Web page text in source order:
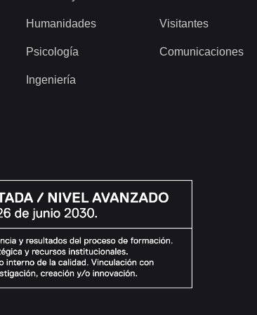
Humanidades
Psicología
Ingeniería
Visitantes
Comunicaciones